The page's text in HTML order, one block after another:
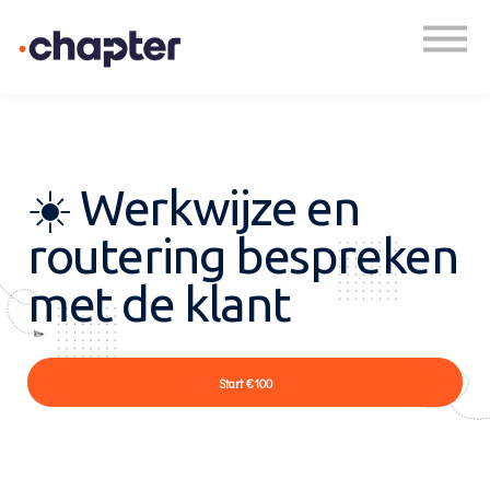
☀️ Werkwijze en
routering bespreken
met de klant
Start €100